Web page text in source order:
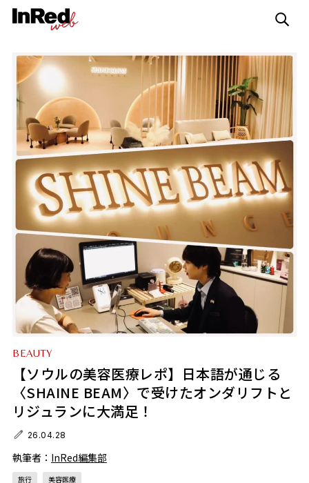
BEAUTY
【ソウルの美容医療レポ】日本語が通じる
〈SHAINE BEAM〉で受けたオンダリフトと
リジュランに大満足！
26.04.28
執筆者： InRed編集部
旅行 美容医療